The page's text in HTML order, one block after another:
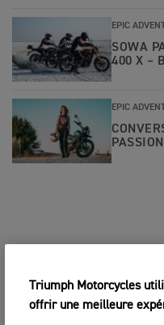
EPIC
SOWA
400 X –
EPIC
Triumph Motorcycles
offrir une meilleure